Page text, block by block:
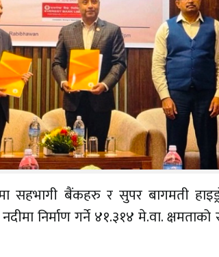
सहभागी बैंकहरु र सुपर बागमती
निर्माण गर्ने ४१.३१४ मे.वा.